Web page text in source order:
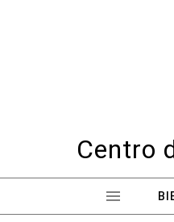
Centro